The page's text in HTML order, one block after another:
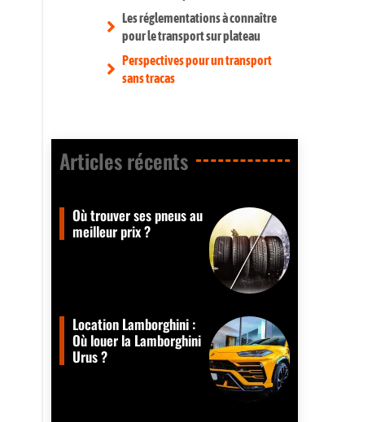
Les réglementations à connaître
pour le transport sur plateau
Perspectives pour un transport
sans tracas
Articles récents​
Où trouver ses pneus au
meilleur prix ?
Location Lamborghini :
Où louer la Lamborghini
Urus ?